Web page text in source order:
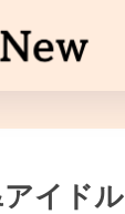
アイドル